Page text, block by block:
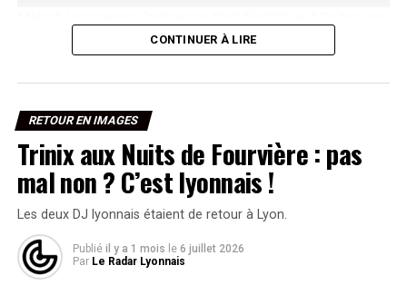
© Loïck Andujar – Le Radar Lyonnais
Cinq soirées, une jauge volontairement limitée à 5000
festivaliers et une programmation qui mélange légendes
confidentielles, sur trois scènes à taille humaine. On
était sur place le jeudi 16 juillet, une soirée qui restera
dans les mémoires pour deux raisons bien différentes :
la déferlante Airbourne et Steel Panther d’un côté et un
orage retentissant qui a forcé les organisateurs à revoir
leur programme de l’autre.
Une ambiance électrique avant
CONTINUER À LIRE
RETOUR EN IMAGES
Trinix aux Nuits de Fourvière : pas
mal non ? C’est lyonnais !
Les deux DJ lyonnais étaient de retour à Lyon.
Publié il y a 1 mois le 6 juillet 2026
Par Le Radar Lyonnais